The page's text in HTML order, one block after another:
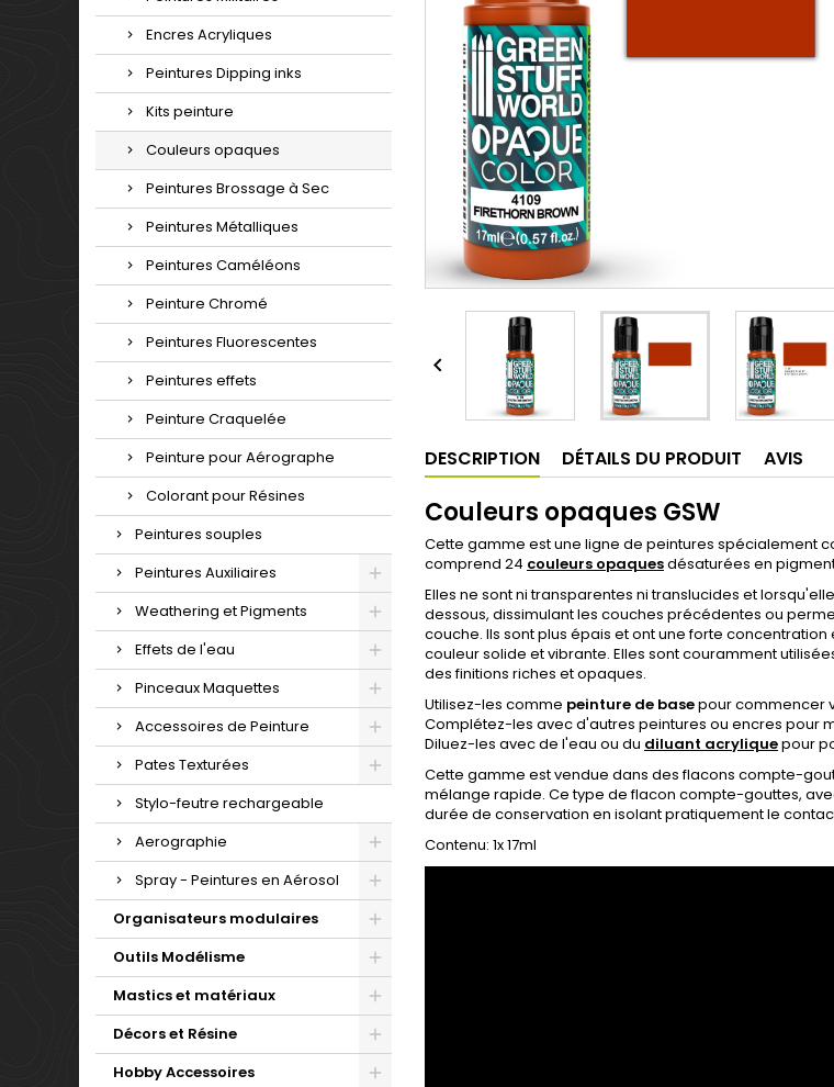
Encres Acryliques
Peintures Dipping inks
Kits peinture
Couleurs opaques
Peintures Brossage à Sec
Peintures Métalliques
Peintures Caméléons
Peinture Chromé
Peintures Fluorescentes
Peintures effets
Peinture Craquelée
Peinture pour Aérographe
Colorant pour Résines
Peintures souples
Peintures Auxiliaires
Weathering et Pigments
Effets de l'eau
Pinceaux Maquettes
Accessoires de Peinture
Pates Texturées
Stylo-feutre rechargeable
Aerographie
Spray - Peintures en Aérosol
Organisateurs modulaires
Outils Modélisme
Mastics et matériaux
Décors et Résine
Hobby Accessoires

DESCRIPTION DÉTAILS DU PRODUIT AVIS
Couleurs opaques GSW
Cette gamme est une ligne de peintures spécialement
comprend 24 couleurs opaquesdésaturées en
Elles ne sont ni transparentes ni translucides et
dessous, dissimulant les couches précédentes ou
couche. Ils sont plus épais et ont une forte
couleur solide et vibrante. Elles sont couramment
des finitions riches et opaques.
Utilisez-les comme peinture de basepour commencer
Complétez-les avec d'autres peintures ou encres pour
Diluez-les avec de l'eau ou du diluant acryliquepour
Cette gamme est vendue dans des flacons compte-
mélange rapide. Ce type de flacon compte-gouttes,
durée de conservation en isolant pratiquement le
Contenu: 1x 17ml